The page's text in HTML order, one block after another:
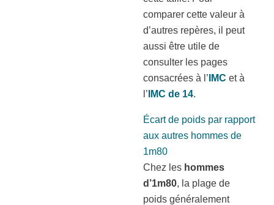
comparer cette valeur à
d’autres repères, il peut
aussi être utile de
consulter les pages
consacrées à l’ IMC et à
l’ IMC de 14.
Écart de poids par rapport
aux autres hommes de
1m80
Chez les hommes
d’1m80, la plage de
poids généralement